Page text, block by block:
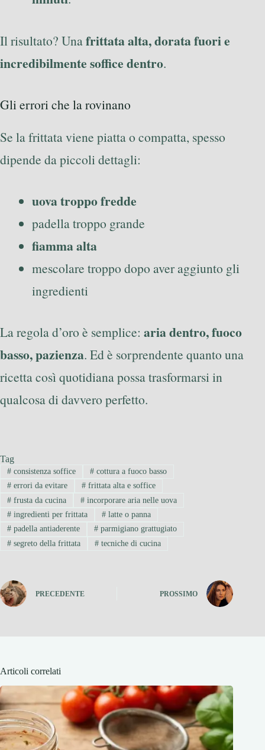
Il risultato? Unafrittata alta, dorata fuori e
incredibilmente soffice dentro.
Gli errori che la rovinano
Se la frittata viene piatta o compatta, spesso
dipende da piccoli dettagli:
uova troppo fredde
padella troppo grande
fiamma alta
mescolare troppo dopo aver aggiunto gli
ingredienti
La regola d’oro è semplice: aria dentro, fuoco
basso, pazienza. Ed è sorprendente quanto una
ricetta così quotidiana possa trasformarsi in
qualcosa di davvero perfetto.
Tag
#consistenza soffice #cottura a fuoco basso
#errori da evitare #frittata alta e soffice
#frusta da cucina #incorporare aria nelle uova
#ingredienti per frittata #latte o panna
#padella antiaderente #parmigiano grattugiato
#segreto della frittata #tecniche di cucina
PRECEDENTE PROSSIMO
Articoli correlati